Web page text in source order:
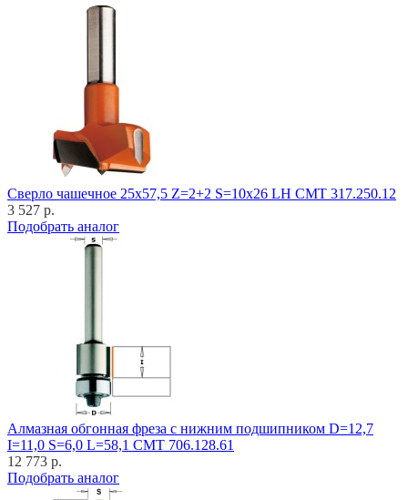
Cверло чашечное 25x57,5 Z=2+2 S=10x26 LH CMT 317.250.12
3 527 р.
Подобрать аналог
Алмазная обгонная фреза с нижним подшипником D=12,7
I=11,0 S=6,0 L=58,1 CMT 706.128.61
12 773 р.
Подобрать аналог